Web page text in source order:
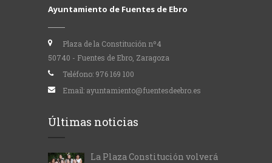
Ayuntamiento de Fuentes de Ebro
Plaza de la Constitución nº4
50740 - Fuentes de Ebro, Zaragoza
Teléfono: 976 169 100
Email: ayuntamiento@fuentesdeebro.es
Últimas noticias
La Plaza Constitución volverá